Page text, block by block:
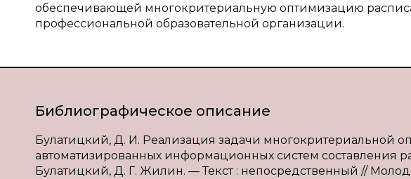
обеспечивающей многокритериальную оптимизацию
профессиональной образовательной организации.
Библиографическое описание
Булатицкий, Д. И. Реализация задачи многокритериальной
автоматизированных информационных систем составления
Булатицкий, Д. Г. Жилин. — Текст : непосредственный //